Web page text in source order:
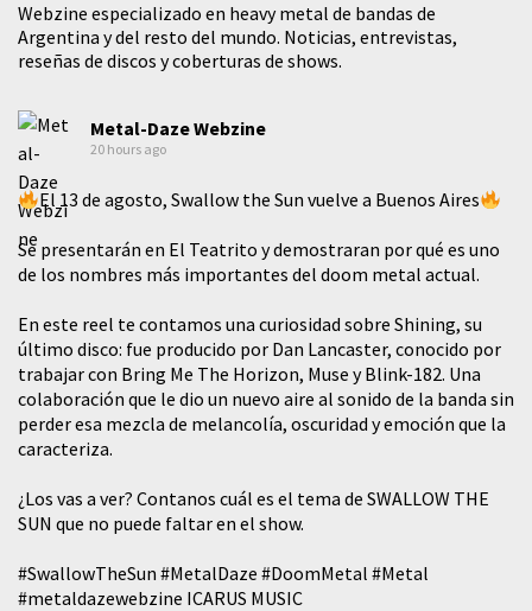
Webzine especializado en heavy metal de bandas de
Argentina y del resto del mundo. Noticias, entrevistas,
reseñas de discos y coberturas de shows.
Metal-Daze Webzine
20 hours ago
El 13 de agosto, Swallow the Sun vuelve a Buenos Aires
Se presentarán en El Teatrito y demostraran por qué es uno
de los nombres más importantes del doom metal actual.
En este reel te contamos una curiosidad sobre Shining, su
último disco: fue producido por Dan Lancaster, conocido por
trabajar con Bring Me The Horizon, Muse y Blink-182. Una
colaboración que le dio un nuevo aire al sonido de la banda sin
perder esa mezcla de melancolía, oscuridad y emoción que la
caracteriza.
¿Los vas a ver? Contanos cuál es el tema de SWALLOW THE
SUN que no puede faltar en el show.
#SwallowTheSun #MetalDaze #DoomMetal #Metal
#metaldazewebzine ICARUS MUSIC